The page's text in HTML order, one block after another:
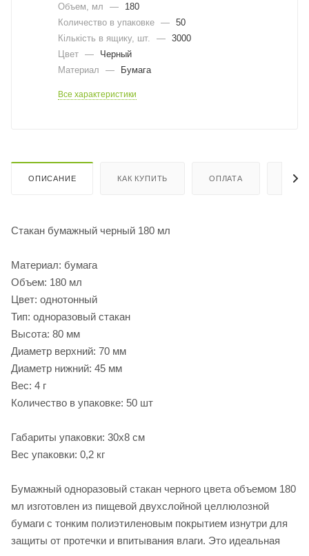
Объем, мл
—
180
Количество в упаковке — 50
Кількість в ящику, шт.
— 3000
Цвет —
Черный
Материал
— Бумага
Все характеристики
ОПИСАНИЕ КАК КУПИТЬ ОПЛАТА
Стакан бумажный черный 180 мл
Материал: бумага
Объем: 180 мл
Цвет: однотонный
Тип: одноразовый стакан
Высота: 80 мм
Диаметр верхний: 70 мм
Диаметр нижний: 45 мм
Вес: 4 г
Количество в упаковке: 50 шт
Габариты упаковки: 30х8 см
Вес упаковки: 0,2 кг
Бумажный одноразовый стакан черного цвета объемом 180
мл изготовлен из пищевой двухслойной целлюлозной
бумаги с тонким полиэтиленовым покрытием изнутри для
защиты от протечки и впитывания влаги. Это идеальная